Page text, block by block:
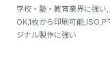
学校・塾・教育業界に強い
OK,1枚から印刷可能
ジナル製作に強い